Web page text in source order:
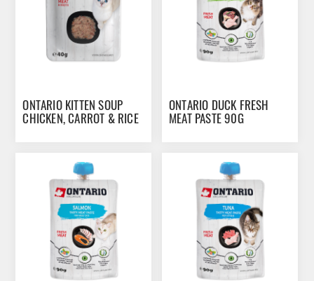
ONTARIO KITTEN SOUP
CHICKEN, CARROT & RICE
ONTARIO DUCK FRESH
MEAT PASTE 90G